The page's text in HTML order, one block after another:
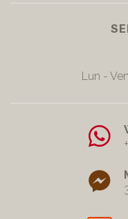
Lun -